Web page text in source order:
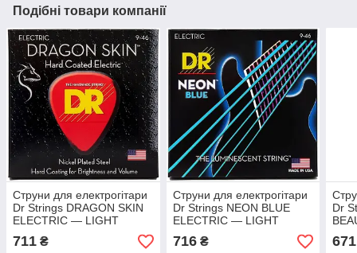
Подібні товари компанії
Струни для електрогітари
Dr Strings DRAGON SKIN
ELECTRIC — LIGHT
711 ₴
Струни для електрогітари
Dr Strings NEON BLUE
ELECTRIC — LIGHT
716₴
Dr
671